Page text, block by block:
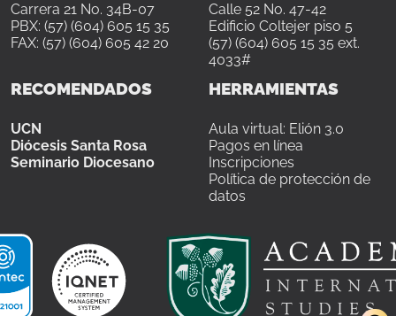
Carrera 21 No. 34B-07
PBX: (57) (604) 605 15 35
FAX: (57) (604) 605 42 20
Calle 52 No. 47-42
Edificio Coltejer piso 5
(57) (604) 605 15 35 ext.
4033#
RECOMENDADOS
UCN
Diócesis Santa Rosa
Seminario Diocesano
HERRAMIENTAS
Aula virtual: Elión 3.0
Pagos en línea
Inscripciones
Política de protección de
datos